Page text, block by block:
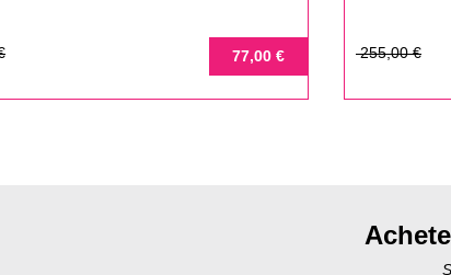
77,00 €
Prix
255,00 €
Prix